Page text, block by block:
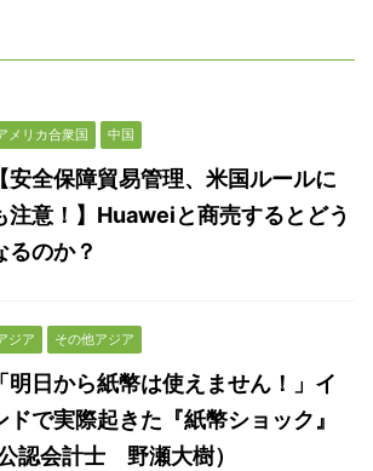
メリカ合衆国 中国
【安全保障貿易管理、米国ルールに
注意！】Huaweiと商売するとどう
るのか？
ジア その他アジア
「明日から紙幣は使えません！」イ
ドで実際起きた『紙幣ショック』
認会計士 野瀬大樹）